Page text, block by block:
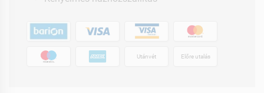
Utánvét Előre utalás